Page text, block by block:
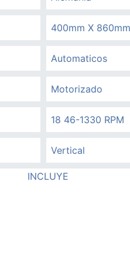
400mm X 860mm
Automaticos
Motorizado
18 46-1330 RPM
Vertical
INCLUYE